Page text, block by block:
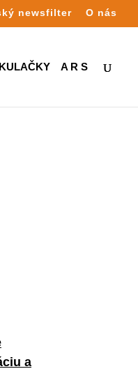
newsfilter O nás
A R S
a